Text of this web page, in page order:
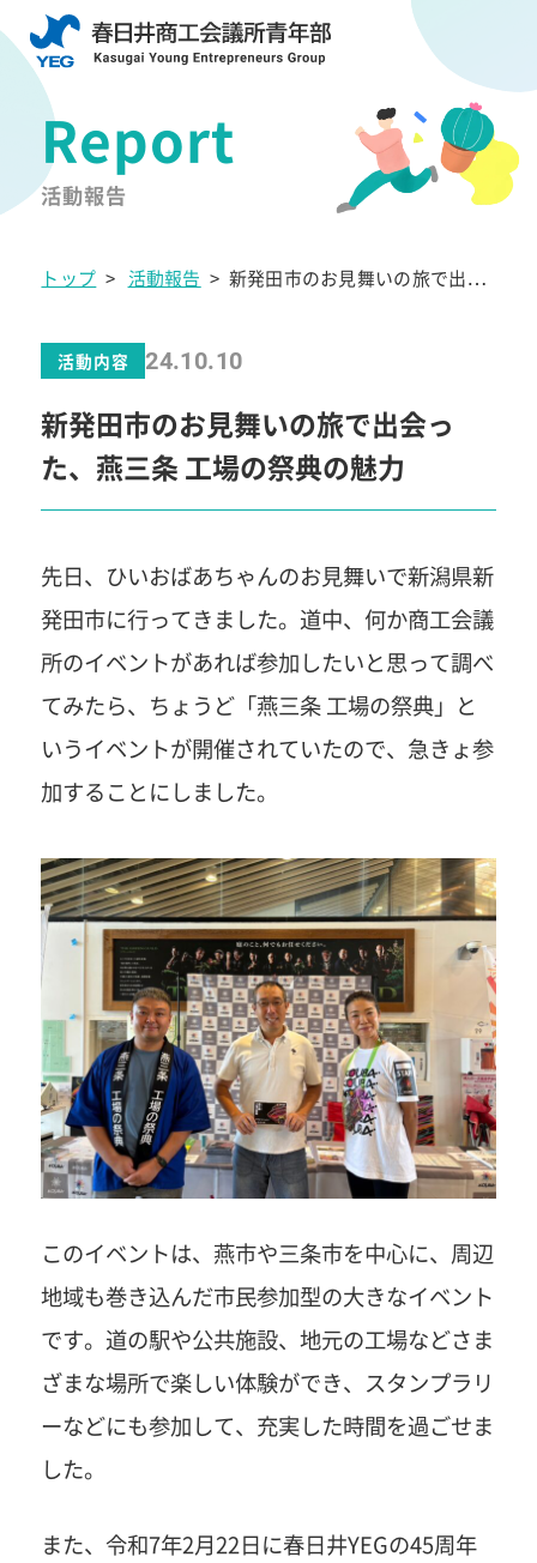
活動報告
トップ > 活動報告 > 新発田市のお見舞いの旅で出会
活動内容 24.10.10
新発田市のお見舞いの旅で出会っ
た、燕三条 工場の祭典の魅力
先日、ひいおばあちゃんのお見舞いで新潟県新
発田市に行ってきました。道中、何か商工会議
所のイベントがあれば参加したいと思って調べ
てみたら、ちょうど「燕三条 工場の祭典」と
いうイベントが開催されていたので、急きょ参
加することにしました。
このイベントは、燕市や三条市を中心に、周辺
地域も巻き込んだ市民参加型の大きなイベント
です。道の駅や公共施設、地元の工場などさま
ざまな場所で楽しい体験ができ、スタンプラリ
ーなどにも参加して、充実した時間を過ごせま
した。
また、令和7年2月22日に春日井YEGの45周年